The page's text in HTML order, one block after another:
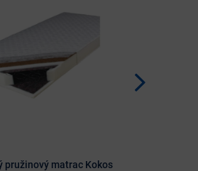
pružinový matrac Kokos